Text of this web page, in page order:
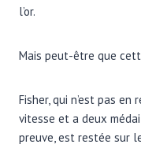
l’or.
Mais peut-être que
Fisher, qui n’est pas
vitesse et a deux
preuve, est restée sur